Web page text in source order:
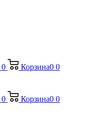
0 Корзина0 0
0 Корзина0 0